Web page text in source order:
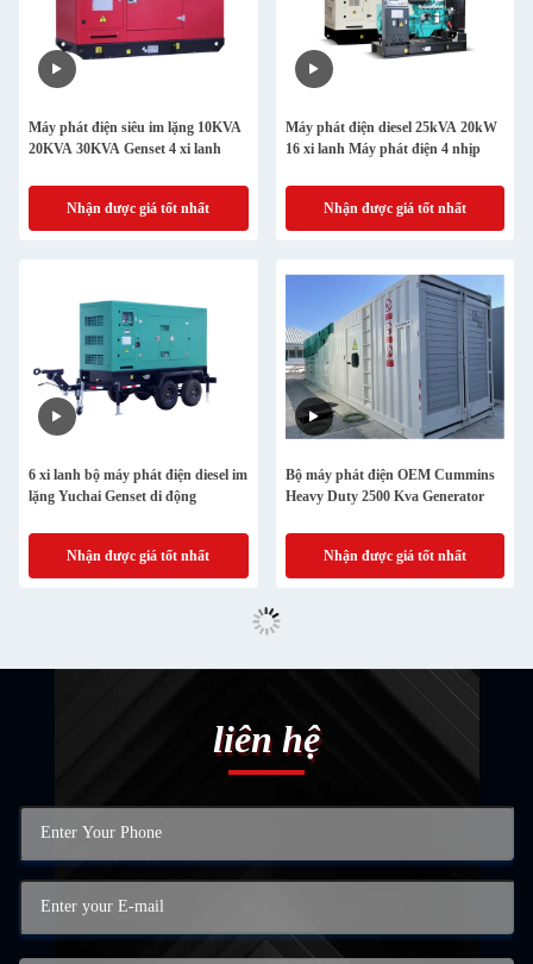
Máy phát điện siêu im lặng 10KVA
20KVA 30KVA Genset 4 xi lanh
Nhận được giá tốt nhất
Máy phát điện diesel 25kVA 20kW
16 xi lanh Máy phát điện 4 nhịp
Nhận được giá tốt nhất
6 xi lanh bộ máy phát điện diesel im
lặng Yuchai Genset di động
Nhận được giá tốt nhất
Bộ máy phát điện OEM Cummins
Heavy Duty 2500 Kva Generator
Nhận được giá tốt nhất
liên hệ